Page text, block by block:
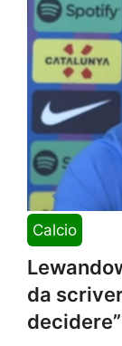
Calcio
da
decidere”